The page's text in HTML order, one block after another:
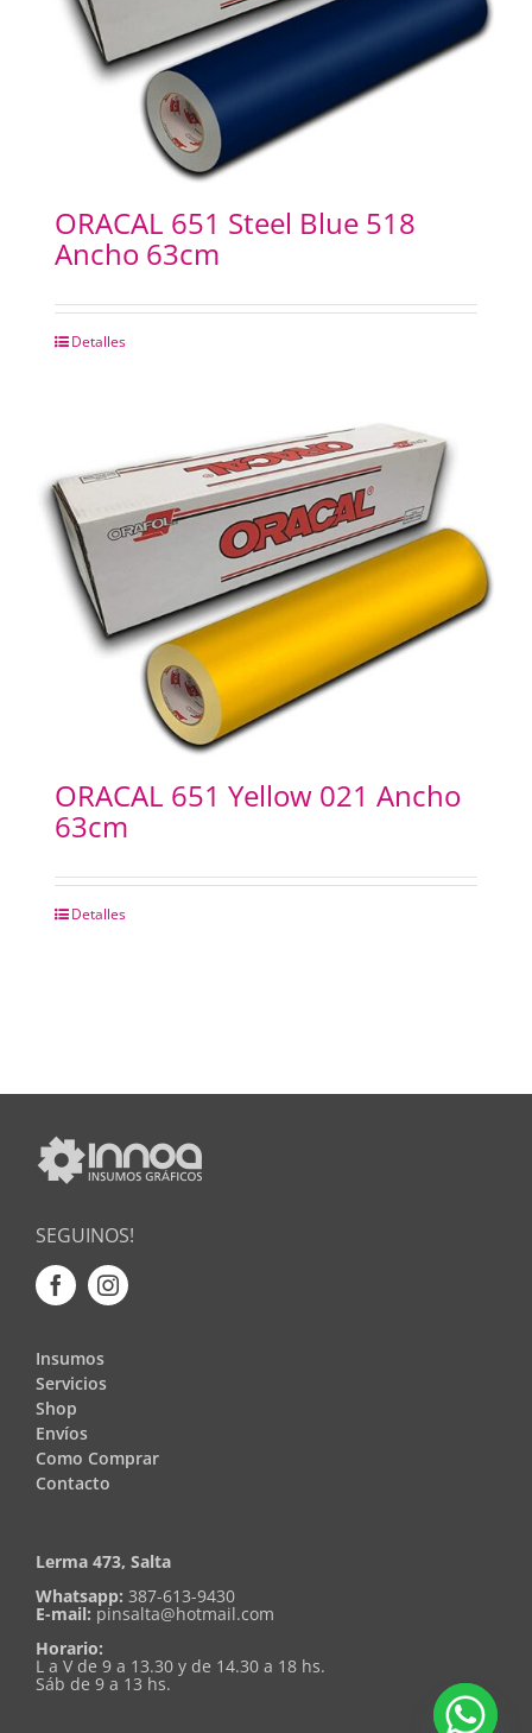
ORACAL 651 Steel Blue 518
Ancho 63cm
Detalles
ORACAL 651 Yellow 021 Ancho
63cm
Detalles
SEGUINOS!
Insumos
Servicios
Shop
Envíos
Como Comprar
Contacto
Lerma 473, Salta
Whatsapp: 387-613-9430
E-mail: pinsalta@hotmail.com
Horario:
L a V de 9 a 13.30 y de 14.30 a 18 hs.
Sáb de 9 a 13 hs.